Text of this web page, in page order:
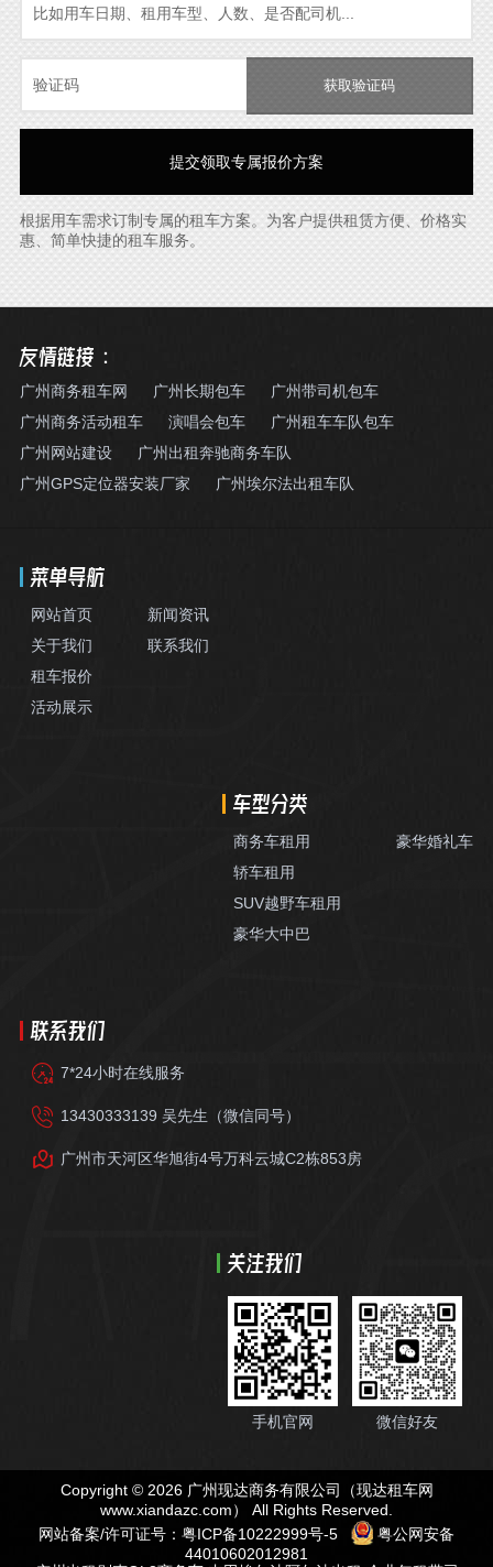
获取验证码
根据用车需求订制专属的租车方案。为客户提供租赁方便、价格实
惠、简单快捷的租车服务。
友情链接：
广州商务租车网 广州长期包车
广州带司机包车
广州商务活动租车
演唱会包车
广州租车车队包车
广州网站建设
广州出租奔驰商务车队
广州GPS定位器安装厂家
广州埃尔法出租车队
菜单导航
网站首页
关于我们
租车报价
活动展示
新闻资讯
联系我们
车型分类
商务车租用
轿车租用
SUV越野车租用
豪华大中巴
豪华婚礼车
联系我们
7*24小时在线服务
13430333139 吴先生（微信同号）
广州市天河区华旭街4号万科云城C2栋853房
关注我们
手机官网 微信好友
Copyright © 2026 广州现达商务有限公司（现达租车网
www.xiandazc.com） All Rights Reserved.
网站备案/许可证号： 粤ICP备10222999号-5
粤公网安备
44010602012981